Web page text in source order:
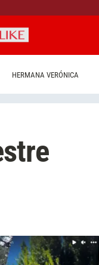
HERMANA VERÓNICA